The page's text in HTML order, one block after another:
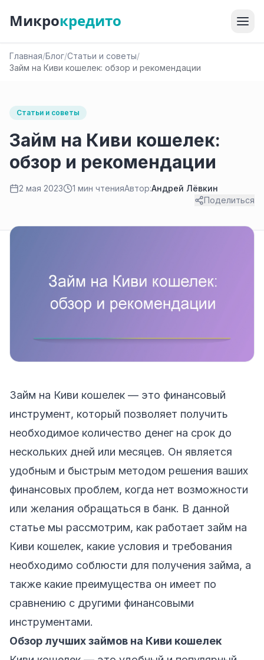
Микрокредито
Главная/Блог/Статьи и советы/
Займ на Киви кошелек: обзор и рекомендации
Статьи и советы
Займ на Киви кошелек:
обзор и рекомендации
2 мая 2023 1 мин чтенияАвтор:Андрей Лёвкин
Поделиться
Займ на Киви кошелек — это финансовый
инструмент, который позволяет получить
необходимое количество денег на срок до
нескольких дней или месяцев. Он является
удобным и быстрым методом решения ваших
финансовых проблем, когда нет возможности
или желания обращаться в банк. В данной
статье мы рассмотрим, как работает займ на
Киви кошелек, какие условия и требования
необходимо соблюсти для получения займа, а
также какие преимущества он имеет по
сравнению с другими финансовыми
инструментами.
Обзор лучших займов на Киви кошелек